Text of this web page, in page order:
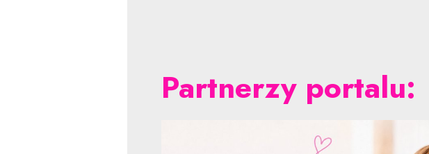
Partnerzy portalu: